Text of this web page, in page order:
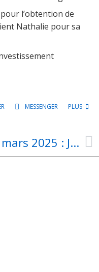
l’obtention de
Nathalie pour sa
MESSENGER PLUS
21 mars 2025 : Journée nationale des A.T.S.E.M.